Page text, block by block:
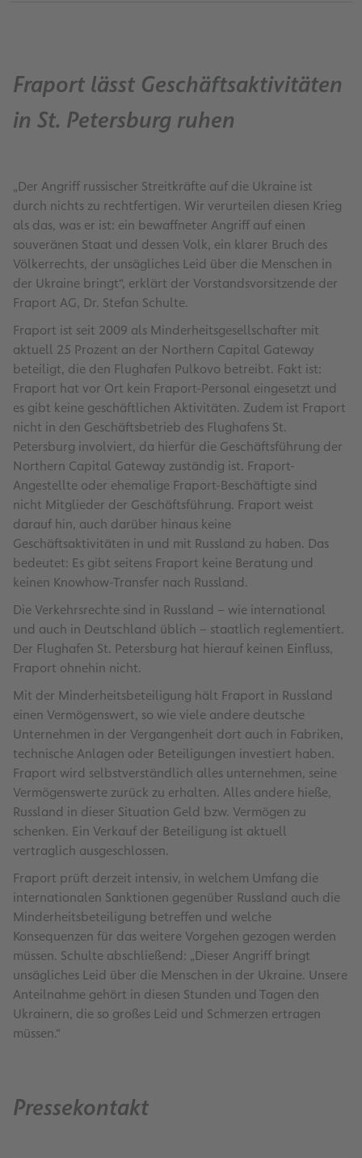
Fraport lässt Geschäftsaktivitäten
in St. Petersburg ruhen
„Der Angriff russischer Streitkräfte auf die Ukraine ist
durch nichts zu rechtfertigen. Wir verurteilen diesen Krieg
als das, was er ist: ein bewaffneter Angriff auf einen
souveränen Staat und dessen Volk, ein klarer Bruch des
Völkerrechts, der unsägliches Leid über die Menschen in
der Ukraine bringt“, erklärt der Vorstandsvorsitzende der
Fraport AG, Dr. Stefan Schulte.
Fraport ist seit 2009 als Minderheitsgesellschafter mit
aktuell 25 Prozent an der Northern Capital Gateway
beteiligt, die den Flughafen Pulkovo betreibt. Fakt ist:
Fraport hat vor Ort kein Fraport-Personal eingesetzt und
es gibt keine geschäftlichen Aktivitäten. Zudem ist Fraport
nicht in den Geschäftsbetrieb des Flughafens St.
Petersburg involviert, da hierfür die Geschäftsführung der
Northern Capital Gateway zuständig ist. Fraport-
Angestellte oder ehemalige Fraport-Beschäftigte sind
nicht Mitglieder der Geschäftsführung. Fraport weist
darauf hin, auch darüber hinaus keine
Geschäftsaktivitäten in und mit Russland zu haben. Das
bedeutet: Es gibt seitens Fraport keine Beratung und
keinen Knowhow-Transfer nach Russland.
Die Verkehrsrechte sind in Russland – wie international
und auch in Deutschland üblich – staatlich reglementiert.
Der Flughafen St. Petersburg hat hierauf keinen Einfluss,
Fraport ohnehin nicht.
Mit der Minderheitsbeteiligung hält Fraport in Russland
einen Vermögenswert, so wie viele andere deutsche
Unternehmen in der Vergangenheit dort auch in Fabriken,
technische Anlagen oder Beteiligungen investiert haben.
Fraport wird selbstverständlich alles unternehmen, seine
Vermögenswerte zurück zu erhalten. Alles andere hieße,
Russland in dieser Situation Geld bzw. Vermögen zu
schenken. Ein Verkauf der Beteiligung ist aktuell
vertraglich ausgeschlossen.
Fraport prüft derzeit intensiv, in welchem Umfang die
internationalen Sanktionen gegenüber Russland auch die
Minderheitsbeteiligung betreffen und welche
Konsequenzen für das weitere Vorgehen gezogen werden
müssen. Schulte abschließend: „Dieser Angriff bringt
unsägliches Leid über die Menschen in der Ukraine. Unsere
Anteilnahme gehört in diesen Stunden und Tagen den
Ukrainern, die so großes Leid und Schmerzen ertragen
müssen.“
Pressekontakt